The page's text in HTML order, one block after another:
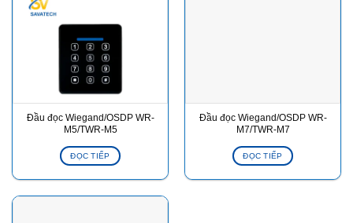
Đầu đọc Wiegand/OSDP WR-
M5/TWR-M5
ĐỌC TIẾP
Đầu đọc Wiegand/OSDP WR-
M7/TWR-M7
ĐỌC TIẾP